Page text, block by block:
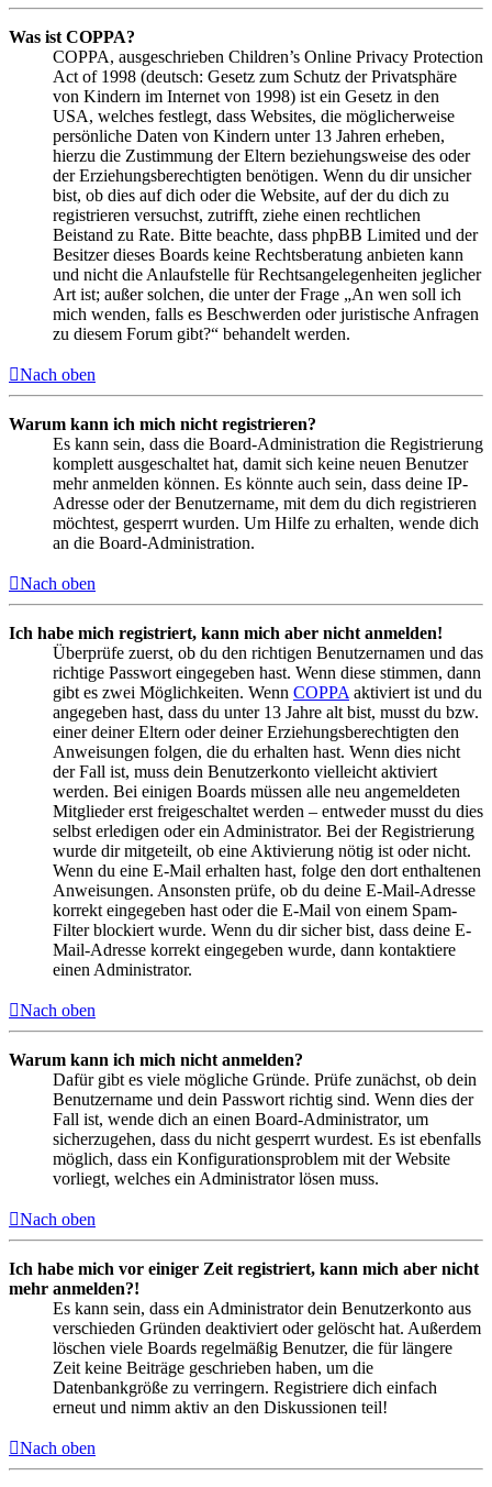
Was ist COPPA?
COPPA, ausgeschrieben Children’s Online Privacy Protection
Act of 1998 (deutsch: Gesetz zum Schutz der Privatsphäre
von Kindern im Internet von 1998) ist ein Gesetz in den
USA, welches festlegt, dass Websites, die möglicherweise
persönliche Daten von Kindern unter 13 Jahren erheben,
hierzu die Zustimmung der Eltern beziehungsweise des oder
der Erziehungsberechtigten benötigen. Wenn du dir unsicher
bist, ob dies auf dich oder die Website, auf der du dich zu
registrieren versuchst, zutrifft, ziehe einen rechtlichen
Beistand zu Rate. Bitte beachte, dass phpBB Limited und der
Besitzer dieses Boards keine Rechtsberatung anbieten kann
und nicht die Anlaufstelle für Rechtsangelegenheiten jeglicher
Art ist; außer solchen, die unter der Frage „An wen soll ich
mich wenden, falls es Beschwerden oder juristische Anfragen
zu diesem Forum gibt?“ behandelt werden.
Nach oben
Warum kann ich mich nicht registrieren?
Es kann sein, dass die Board-Administration die Registrierung
komplett ausgeschaltet hat, damit sich keine neuen Benutzer
mehr anmelden können. Es könnte auch sein, dass deine IP-
Adresse oder der Benutzername, mit dem du dich registrieren
möchtest, gesperrt wurden. Um Hilfe zu erhalten, wende dich
an die Board-Administration.
Nach oben
Ich habe mich registriert, kann mich aber nicht anmelden!
Überprüfe zuerst, ob du den richtigen Benutzernamen und das
richtige Passwort eingegeben hast. Wenn diese stimmen, dann
gibt es zwei Möglichkeiten. Wenn COPPA aktiviert ist und du
angegeben hast, dass du unter 13 Jahre alt bist, musst du bzw.
einer deiner Eltern oder deiner Erziehungsberechtigten den
Anweisungen folgen, die du erhalten hast. Wenn dies nicht
der Fall ist, muss dein Benutzerkonto vielleicht aktiviert
werden. Bei einigen Boards müssen alle neu angemeldeten
Mitglieder erst freigeschaltet werden – entweder musst du dies
selbst erledigen oder ein Administrator. Bei der Registrierung
wurde dir mitgeteilt, ob eine Aktivierung nötig ist oder nicht.
Wenn du eine E-Mail erhalten hast, folge den dort enthaltenen
Anweisungen. Ansonsten prüfe, ob du deine E-Mail-Adresse
korrekt eingegeben hast oder die E-Mail von einem Spam-
Filter blockiert wurde. Wenn du dir sicher bist, dass deine E-
Mail-Adresse korrekt eingegeben wurde, dann kontaktiere
einen Administrator.
Nach oben
Warum kann ich mich nicht anmelden?
Dafür gibt es viele mögliche Gründe. Prüfe zunächst, ob dein
Benutzername und dein Passwort richtig sind. Wenn dies der
Fall ist, wende dich an einen Board-Administrator, um
sicherzugehen, dass du nicht gesperrt wurdest. Es ist ebenfalls
möglich, dass ein Konfigurationsproblem mit der Website
vorliegt, welches ein Administrator lösen muss.
Nach oben
Ich habe mich vor einiger Zeit registriert, kann mich aber nicht
mehr anmelden?!
Es kann sein, dass ein Administrator dein Benutzerkonto aus
verschieden Gründen deaktiviert oder gelöscht hat. Außerdem
löschen viele Boards regelmäßig Benutzer, die für längere
Zeit keine Beiträge geschrieben haben, um die
Datenbankgröße zu verringern. Registriere dich einfach
erneut und nimm aktiv an den Diskussionen teil!
Nach oben